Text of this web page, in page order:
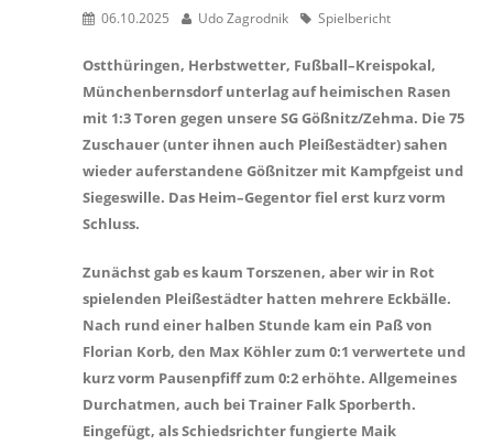
06.10.2025 Udo Zagrodnik Spielbericht
Ostthüringen, Herbstwetter, Fußball–Kreispokal,
Münchenbernsdorf unterlag auf heimischen Rasen
mit 1:3 Toren gegen unsere SG Gößnitz/Zehma. Die 75
Zuschauer (unter ihnen auch Pleißestädter) sahen
wieder auferstandene Gößnitzer mit Kampfgeist und
Siegeswille. Das Heim–Gegentor fiel erst kurz vorm
Schluss.
Zunächst gab es kaum Torszenen, aber wir in Rot
spielenden Pleißestädter hatten mehrere Eckbälle.
Nach rund einer halben Stunde kam ein Paß von
Florian Korb, den Max Köhler zum 0:1 verwertete und
kurz vorm Pausenpfiff zum 0:2 erhöhte. Allgemeines
Durchatmen, auch bei Trainer Falk Sporberth.
Eingefügt, als Schiedsrichter fungierte Maik